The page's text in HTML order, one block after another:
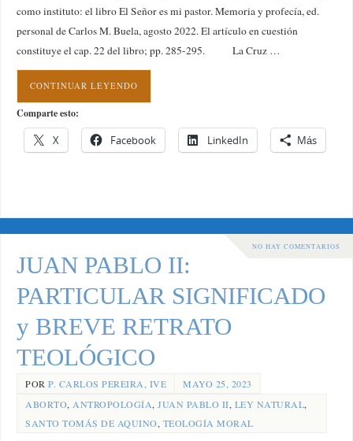
como instituto: el libro El Señor es mi pastor. Memoria y profecía, ed.
personal de Carlos M. Buela, agosto 2022. El artículo en cuestión
constituye el cap. 22 del libro; pp. 285-295. La Cruz …
CONTINUAR LEYENDO
Comparte esto:
X Facebook LinkedIn Más
NO HAY COMENTARIOS
JUAN PABLO II:
PARTICULAR SIGNIFICADO
y BREVE RETRATO
TEOLÓGICO
PORP. CARLOS PEREIRA, IVE
MAYO 25, 2023
ABORTO,ANTROPOLOGÍA,JUAN PABLO II, LEY NATURAL,
SANTO TOMÁS DE AQUINO, TEOLOGÍA MORAL